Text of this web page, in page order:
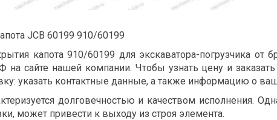
JCB 60199 910/60199
капота 910/60199 для экскаватора-погрузчика от
на сайте нашей компании. Чтобы узнать цену и
указать контактные данные, а также информацию о
долговечностью и качеством исполнения.
может привести к выходу из строя элемента.